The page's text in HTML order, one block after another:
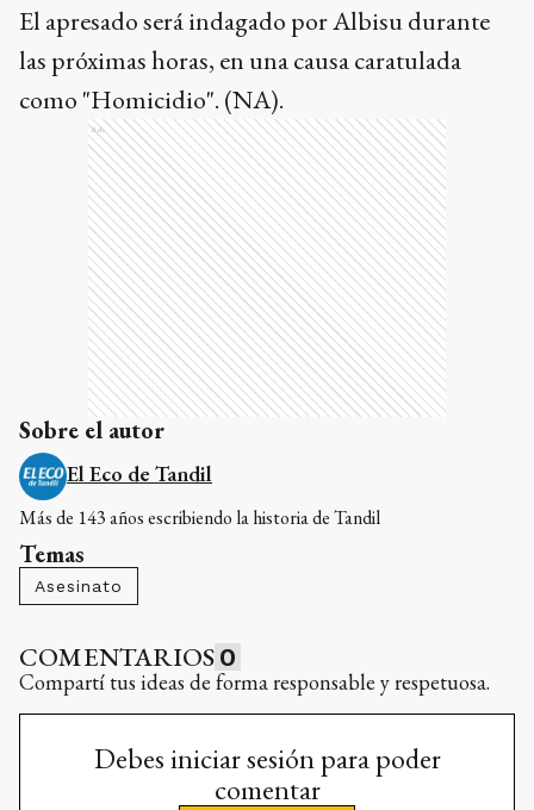
El apresado será indagado por Albisu durante
las próximas horas, en una causa caratulada
como "Homicidio". (NA).
Ads
Sobre el autor
El Eco de Tandil
Más de 143 años escribiendo la historia de Tandil
Temas
Asesinato
COMENTARIOS 0
Compartí tus ideas de forma responsable y respetuosa.
Debes iniciar sesión para poder
comentar